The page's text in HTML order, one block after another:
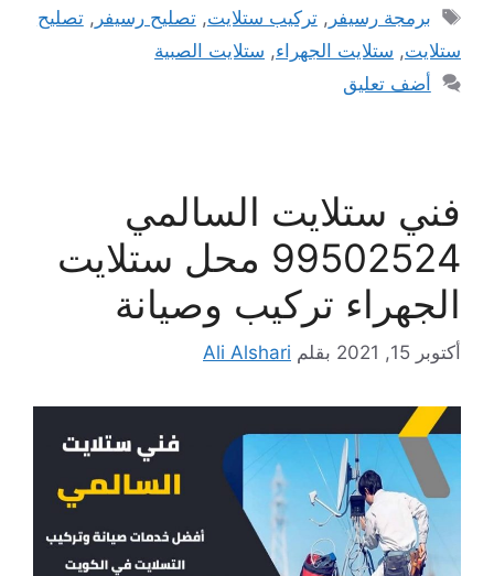
برمجة رسيفر ,تركيب ستلايت,تصليح رسيفر ,تصليح
ستلايت, ستلايت الجهراء, ستلايت الصبية
أضف تعليق
فني ستلايت السالمي
99502524 محل ستلايت
الجهراء تركيب وصيانة
أكتوبر 15, 2021 بقلم Ali Alshari